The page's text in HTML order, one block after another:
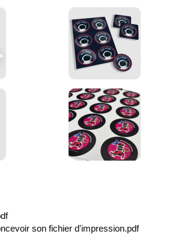
son fichier d'impression.pdf